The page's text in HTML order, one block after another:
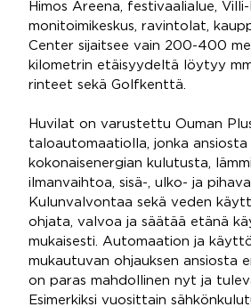
Himos Areena, festivaalialue, Villi-
monitoimikeskus, ravintolat,
Center sijaitsee vain 200-400
kilometrin etäisyydeltä löytyy
rinteet sekä Golfkenttä.
Huvilat on varustettu Ouman
taloautomaatiolla, jonka ansiosta
kokonaisenergian kulutusta,
ilmanvaihtoa, sisä-, ulko- ja
Kulunvalvontaa sekä veden
ohjata, valvoa ja säätää etänä
mukaisesti. Automaation ja
mukautuvan ohjauksen ansiosta
on paras mahdollinen nyt ja
Esimerkiksi vuosittain